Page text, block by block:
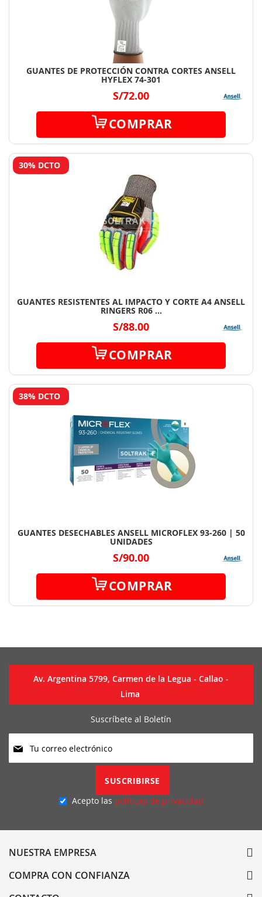
GUANTES DE PROTECCIÓN CONTRA CORTES ANSELL
HYFLEX 74-301
S/72.00
COMPRAR
30% DCTO
GUANTES RESISTENTES AL IMPACTO Y CORTE A4 ANSELL
RINGERS R06 ...
S/88.00
COMPRAR
38% DCTO
GUANTES DESECHABLES ANSELL MICROFLEX 93-260 | 50
UNIDADES
S/90.00
COMPRAR
Av. Argentina 5799, Carmen de la Legua - Callao -
Lima
Suscríbete al Boletín
nuestro
SUSCRIBIRSE
Acepto las políticas de privacidad
NUESTRA EMPRESA
COMPRA CON CONFIANZA